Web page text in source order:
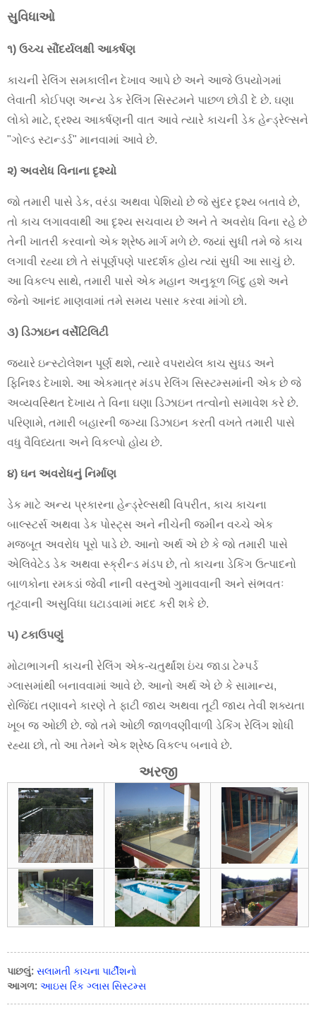
સુવિધાઓ
૧) ઉચ્ચ સૌંદર્યલક્ષી આકર્ષણ
કાચની રેલિંગ સમકાલીન દેખાવ આપે છે અને આજે ઉપયોગમાં
લેવાતી કોઈપણ અન્ય ડેક રેલિંગ સિસ્ટમને પાછળ છોડી દે છે. ઘણા
લોકો માટે, દ્રશ્ય આકર્ષણની વાત આવે ત્યારે કાચની ડેક હેન્ડ્રેલ્સને
"ગોલ્ડ સ્ટાન્ડર્ડ" માનવામાં આવે છે.
૨) અવરોધ વિનાના દૃશ્યો
જો તમારી પાસે ડેક, વરંડા અથવા પેશિયો છે જે સુંદર દૃશ્ય બતાવે છે,
તો કાચ લગાવવાથી આ દૃશ્ય સચવાય છે અને તે અવરોધ વિના રહે છે
તેની ખાતરી કરવાનો એક શ્રેષ્ઠ માર્ગ મળે છે. જ્યાં સુધી તમે જે કાચ
લગાવી રહ્યા છો તે સંપૂર્ણપણે પારદર્શક હોય ત્યાં સુધી આ સાચું છે.
આ વિકલ્પ સાથે, તમારી પાસે એક મહાન અનુકૂળ બિંદુ હશે અને
જેનો આનંદ માણવામાં તમે સમય પસાર કરવા માંગો છો.
૩) ડિઝાઇન વર્સેટિલિટી
જ્યારે ઇન્સ્ટોલેશન પૂર્ણ થશે, ત્યારે વપરાયેલ કાચ સુઘડ અને
ફિનિશ્ડ દેખાશે. આ એકમાત્ર મંડપ રેલિંગ સિસ્ટમ્સમાંની એક છે જે
અવ્યવસ્થિત દેખાય તે વિના ઘણા ડિઝાઇન તત્વોનો સમાવેશ કરે છે.
પરિણામે, તમારી બહારની જગ્યા ડિઝાઇન કરતી વખતે તમારી પાસે
વધુ વૈવિધ્યતા અને વિકલ્પો હોય છે.
૪) ઘન અવરોધનું નિર્માણ
ડેક માટે અન્ય પ્રકારના હેન્ડ્રેલ્સથી વિપરીત, કાચ કાચના
બાલ્સ્ટર્સ અથવા ડેક પોસ્ટ્સ અને નીચેની જમીન વચ્ચે એક
મજબૂત અવરોધ પૂરો પાડે છે. આનો અર્થ એ છે કે જો તમારી પાસે
એલિવેટેડ ડેક અથવા સ્ક્રીન્ડ મંડપ છે, તો કાચના ડેકિંગ ઉત્પાદનો
બાળકોના રમકડાં જેવી નાની વસ્તુઓ ગુમાવવાની અને સંભવતઃ
તૂટવાની અસુવિધા ઘટાડવામાં મદદ કરી શકે છે.
૫) ટકાઉપણું
મોટાભાગની કાચની રેલિંગ એક-ચતુર્થાંશ ઇંચ જાડા ટેમ્પર્ડ
ગ્લાસમાંથી બનાવવામાં આવે છે. આનો અર્થ એ છે કે સામાન્ય,
રોજિંદા તણાવને કારણે તે ફાટી જાય અથવા તૂટી જાય તેવી શક્યતા
ખૂબ જ ઓછી છે. જો તમે ઓછી જાળવણીવાળી ડેકિંગ રેલિંગ શોધી
રહ્યા છો, તો આ તેમને એક શ્રેષ્ઠ વિકલ્પ બનાવે છે.
અરજી
પાછલું: સલામતી કાચના પાર્ટીશનો
આગળ: આઇસ રિંક ગ્લાસ સિસ્ટમ્સ